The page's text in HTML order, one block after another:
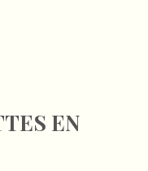
EN